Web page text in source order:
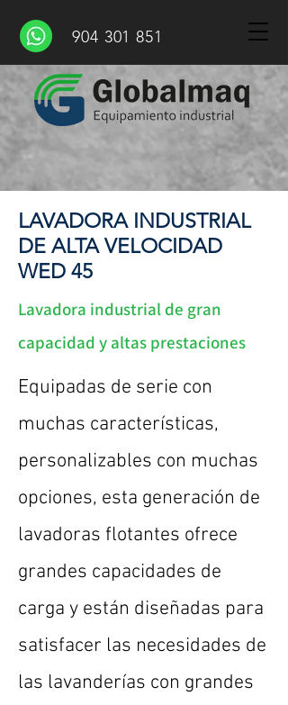
904 301 851
LAVADORA INDUSTRIAL
DE ALTA VELOCIDAD
WED 45
Lavadora industrial de gran
capacidad y altas prestaciones
Equipadas de serie con
muchas características,
personalizables con muchas
opciones, esta generación de
lavadoras flotantes ofrece
grandes capacidades de
carga y están diseñadas para
satisfacer las necesidades de
las lavanderías con grandes